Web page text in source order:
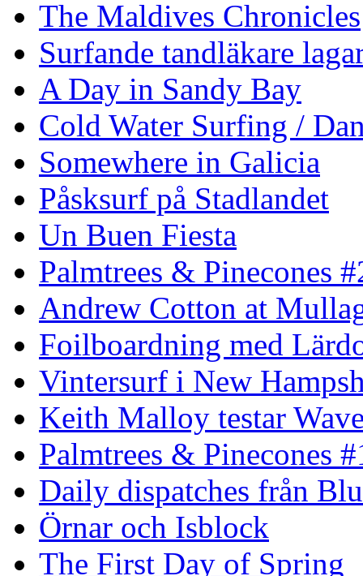
The Maldives Chronicles
Surfande tandläkare
A Day in Sandy Bay
Cold Water Surfing /
Somewhere in Galicia
Påsksurf på Stadlandet
Un Buen Fiesta
Palmtrees & Pinecones
Andrew Cotton at
Foilboardning med
Vintersurf i New
Keith Malloy testar
Palmtrees & Pinecones
Daily dispatches från
Örnar och Isblock
The First Day of Spring